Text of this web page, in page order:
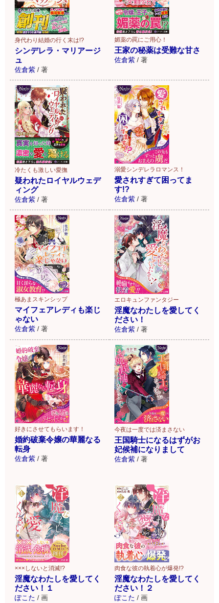
身代わり結婚の行く末は!?
シンデレラ・マリアージ
ュ
佐倉紫 / 著
媚薬の罠にご用心！
王家の秘薬は受難な甘さ
佐倉紫 / 著
冷たくも激しい愛撫
疑われたロイヤルウェデ
ィング
佐倉紫 / 著
溺愛シンデレラロマンス！
愛されすぎて困ってま
す!?
佐倉紫 / 著
極あまスキンシップ
マイフェアレディも楽じ
ゃない
佐倉紫 / 著
エロキュンファンタジー
淫魔なわたしを愛してく
ださい！
佐倉紫 / 著
好きにさせてもらいます！
婚約破棄令嬢の華麗なる
転身
佐倉紫 / 著
今夜は一度では済まさない
王国騎士になるはずがお
妃候補になりまして
佐倉紫 / 著
×××しないと消滅!?
淫魔なわたしを愛してく
ださい！１
ぽこた / 画
肉食な彼の執着心が爆発!?
淫魔なわたしを愛してく
ださい！２
ぽこた / 画